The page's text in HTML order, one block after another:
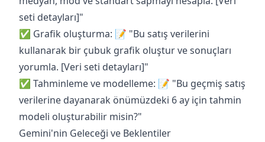
seti detayları]"
✅ Grafik oluşturma: 📝 "Bu satış verilerini
kullanarak bir çubuk grafik oluştur ve sonuçları
yorumla. [Veri seti detayları]"
✅ Tahminleme ve modelleme: 📝 "Bu geçmiş satış
verilerine dayanarak önümüzdeki 6 ay için tahmin
modeli oluşturabilir misin?"
Gemini'nin Geleceği ve Beklentiler